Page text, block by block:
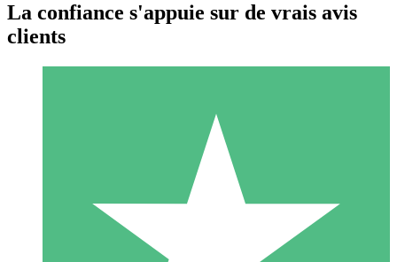
Packs de Crédits Individuels
Payez à l'utilisation avec des crédits de téléchargement. Sans
La confiance s'appuie sur de vrais avis
clients